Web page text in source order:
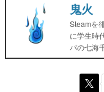
鬼火
Steamを
に学生時
パの七海